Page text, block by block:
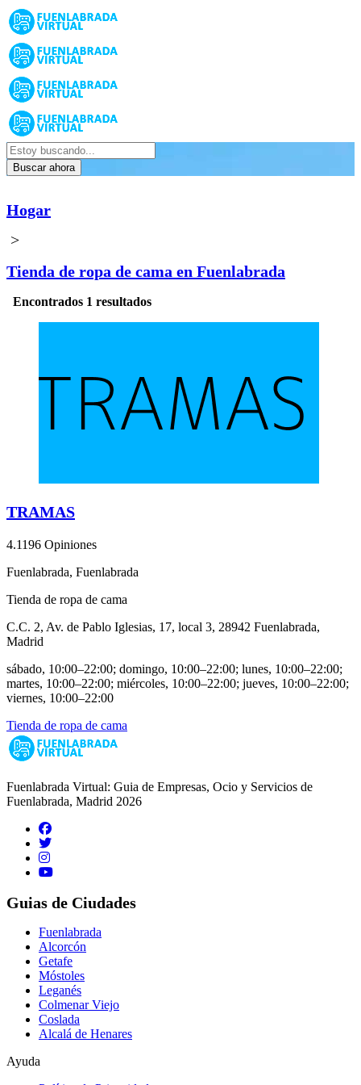
Buscar ahora
Hogar
>
Tienda de ropa de cama en Fuenlabrada
Encontrados 1 resultados
TRAMAS
4.1196 Opiniones
Fuenlabrada, Fuenlabrada
Tienda de ropa de cama
C.C. 2, Av. de Pablo Iglesias, 17, local 3, 28942 Fuenlabrada,
Madrid
sábado, 10:00–22:00; domingo, 10:00–22:00; lunes, 10:00–22:00;
martes, 10:00–22:00; miércoles, 10:00–22:00; jueves, 10:00–22:00;
viernes, 10:00–22:00
Tienda de ropa de cama
Fuenlabrada Virtual: Guia de Empresas, Ocio y Servicios de
Fuenlabrada, Madrid 2026
Guias de Ciudades
Fuenlabrada
Alcorcón
Getafe
Móstoles
Leganés
Colmenar Viejo
Coslada
Alcalá de Henares
Ayuda